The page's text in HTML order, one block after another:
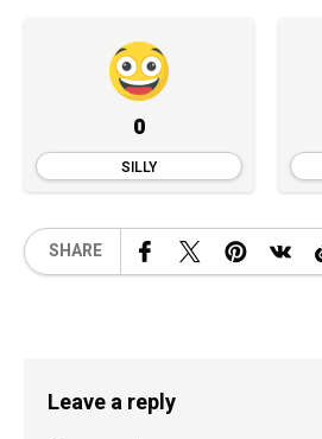
0
SILLY
SHARE
Leave a reply